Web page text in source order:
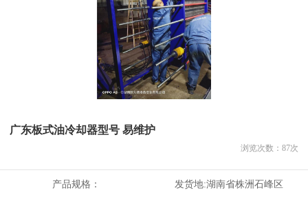
广东板式油冷却器型号 易维护
浏览次数： 87次
产品规格： 发货地:湖南省株洲石峰区